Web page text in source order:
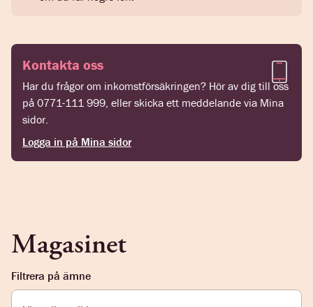
Kontakta oss
Har du frågor om inkomstförsäkringen? Hör av dig till oss
på 0771-111 999, eller skicka ett meddelande via Mina
sidor.
Logga in på Mina sidor
Magasinet
Filtrera på ämne